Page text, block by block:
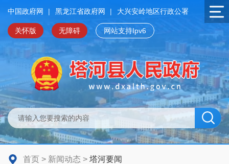
中国政府网 | 黑龙江省政府网 | 大兴安岭地区行政公署
关怀版 无障碍 网站支持Ipv6
首页 > 新闻动态 > 塔河要闻